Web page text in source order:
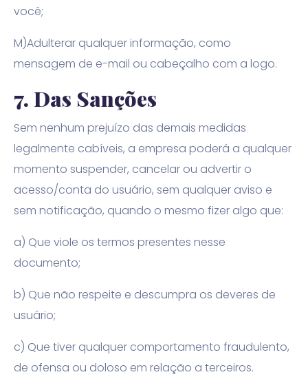
você;
M)Adulterar qualquer informação, como
mensagem de e-mail ou cabeçalho com a logo.
7. Das Sanções
Sem nenhum prejuízo das demais medidas
legalmente cabíveis, a empresa poderá a qualquer
momento suspender, cancelar ou advertir o
acesso/conta do usuário, sem qualquer aviso e
sem notificação, quando o mesmo fizer algo que:
a) Que viole os termos presentes nesse
documento;
b) Que não respeite e descumpra os deveres de
usuário;
c) Que tiver qualquer comportamento fraudulento,
de ofensa ou doloso em relação a terceiros.